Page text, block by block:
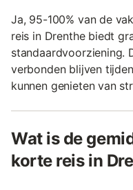
Ja, 95-100% van de
reis in Drenthe biedt
standaardvoorziening.
verbonden blijven
kunnen genieten van
Wat is de
korte reis in